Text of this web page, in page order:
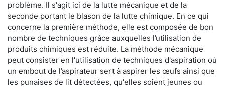
problème. Il s'agit ici de la lutte mécanique et de la
seconde portant le blason de la lutte chimique. En ce qui
concerne la première méthode, elle est composée de bon
nombre de techniques grâce auxquelles l’utilisation de
produits chimiques est réduite. La méthode mécanique
peut consister en l'utilisation de techniques d'aspiration où
un embout de l’aspirateur sert à aspirer les œufs ainsi que
les punaises de lit détectées, qu'elles soient jeunes ou